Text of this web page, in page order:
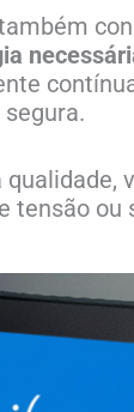
qualidade,
tensão ou